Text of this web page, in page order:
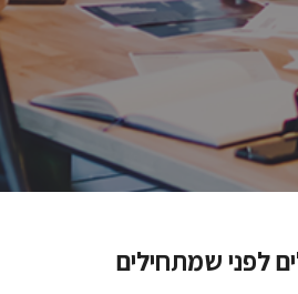
לפני שמתחילים